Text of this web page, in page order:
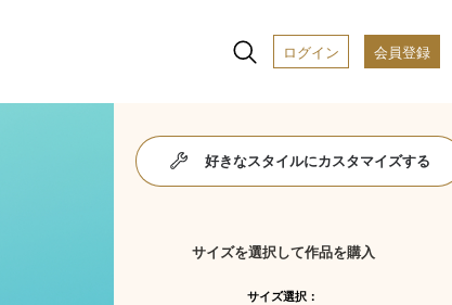
ログイン 会員登録
好きなスタイルにカスタマイズする
サイズを選択して作品を購入
サイズ選択：